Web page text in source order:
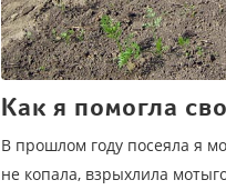
Как я помогла
В прошлом году посеяла я
не копала, взрыхлила